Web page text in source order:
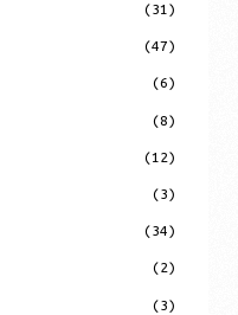
(31)
(47)
(6)
(8)
(12)
(3)
(34)
(2)
(3)